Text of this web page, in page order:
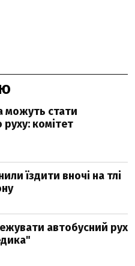
можуть стати
комітет
їздити вночі на тлі
автобусний рух